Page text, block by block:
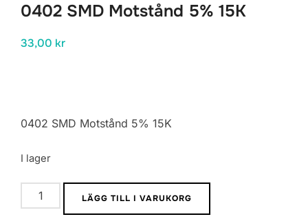
0402 SMD Motstånd 5% 15K
33,00 kr
0402 SMD Motstånd 5% 15K
I lager
0402
SMD
LÄGG TILL I VARUKORG